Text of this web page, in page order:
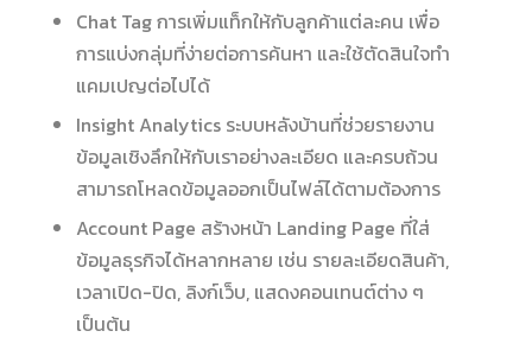
Chat Tag การเพิ่มแท็กให้กับลูกค้าแต่ละคน เพื่อ
การแบ่งกลุ่มที่ง่ายต่อการค้นหา และใช้ตัดสินใจทำ
แคมเปญต่อไปได้
Insight Analytics ระบบหลังบ้านที่ช่วยรายงาน
ข้อมูลเชิงลึกให้กับเราอย่างละเอียด และครบถ้วน
สามารถโหลดข้อมูลออกเป็นไฟล์ได้ตามต้องการ
Account Page สร้างหน้า Landing Page ที่ใส่
ข้อมูลธุรกิจได้หลากหลาย เช่น รายละเอียดสินค้า,
เวลาเปิด-ปิด, ลิงก์เว็บ, แสดงคอนเทนต์ต่าง ๆ
เป็นต้น